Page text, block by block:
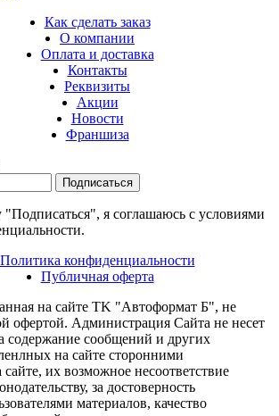
Как сделать заказ
О компании
Оплата и доставка
Контакты
Реквизиты
Акции
Новости
Франшиза
Подписаться
я соглашаюсь с условиями
Политика конфиденциальности
Публичная оферта
на сайте TK "Автоформат Б", не
офертой. Администрация Сайта не несет
содержание сообщений и других
на сайте сторонними
сайте, их возможное несоответствие
за достоверность
материалов, качество